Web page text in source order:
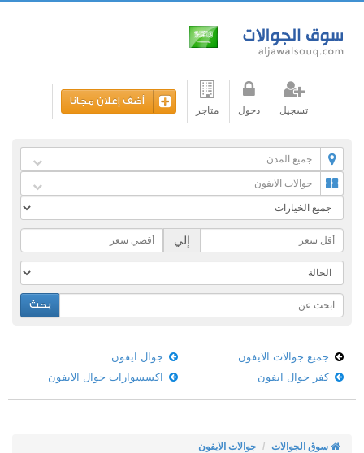
تسجيل دخول متاجر
أضف إعلان مجانا
جميع المدن
جوالات الايفون
إلي
بحث
جميع جوالات الايفون
جوال ايفون
كفر جوال ايفون
اكسسوارات جوال الايفون
سوق الجوالات جوالات الايفون